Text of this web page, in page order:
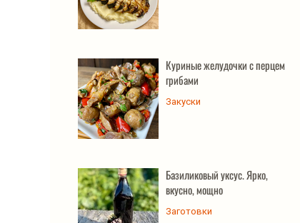
Куриные желудочки с перцем и
грибами
Закуски
Базиликовый уксус. Ярко,
вкусно, мощно
Заготовки